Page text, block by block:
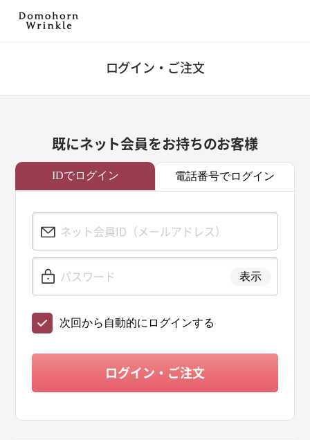
ログイン・ご注文
既にネット会員をお持ちのお客様
IDでログイン 電話番号でログイン
次回から自動的にログインする